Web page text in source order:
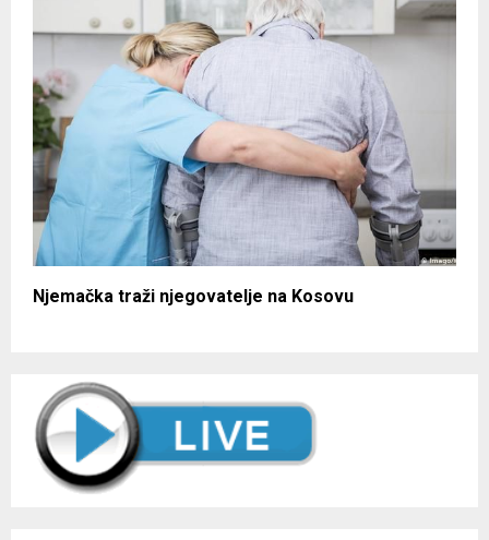
Njemačka traži njegovatelje na Kosovu